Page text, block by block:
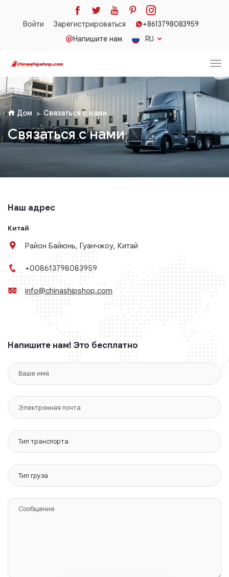
Войти Зарегистрироваться
+8613798083959
Напишите нам
RU
Дом Связаться с нами
Связаться с нами
Наш адрес
Китай
Район Байюнь, Гуанчжоу, Китай
+008613798083959
info@chinashipshop.com
Напишите нам! Это бесплатно